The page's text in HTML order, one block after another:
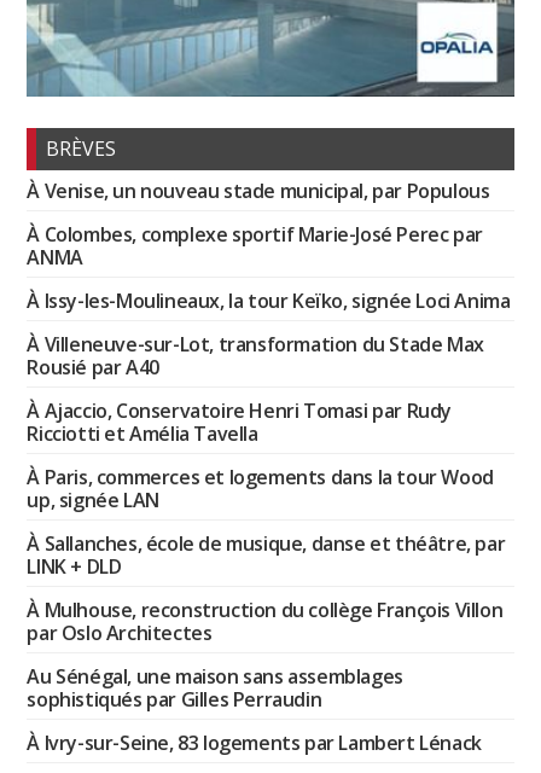
BRÈVES
À Venise, un nouveau stade municipal, par Populous
À Colombes, complexe sportif Marie-José Perec par
ANMA
À Issy-les-Moulineaux, la tour Keïko, signée Loci Anima
À Villeneuve-sur-Lot, transformation du Stade Max
Rousié par A40
À Ajaccio, Conservatoire Henri Tomasi par Rudy
Ricciotti et Amélia Tavella
À Paris, commerces et logements dans la tour Wood
up, signée LAN
À Sallanches, école de musique, danse et théâtre, par
LINK + DLD
À Mulhouse, reconstruction du collège François Villon
par Oslo Architectes
Au Sénégal, une maison sans assemblages
sophistiqués par Gilles Perraudin
À Ivry-sur-Seine, 83 logements par Lambert Lénack